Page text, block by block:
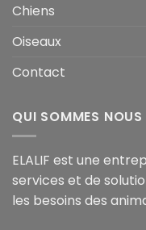
Chiens
Oiseaux
Contact
QUI SOMMES NOUS
ELALIF est une
services et de
les besoins des